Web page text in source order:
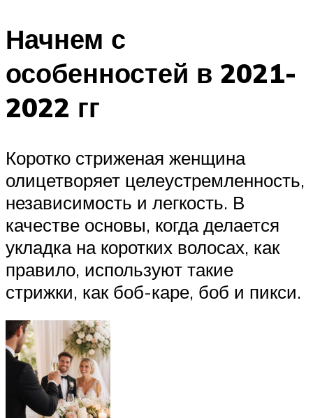
Начнем с
особенностей в 2021-
2022 гг
Коротко стриженая женщина
олицетворяет целеустремленность,
независимость и легкость. В
качестве основы, когда делается
укладка на коротких волосах, как
правило, используют такие
стрижки, как боб-каре, боб и пикси.